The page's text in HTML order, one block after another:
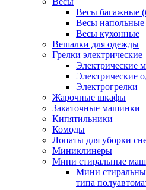
Весы багажные
Весы напольные
Весы кухонные
Вешалки для одежды
Грелки электрические
Электрические
Электрические
Электрогрелки
Жарочные шкафы
Закаточные машинки
Кипятильники
Комоды
Лопаты для уборки
Миниклинеры
Мини стиральные
Мини
типа